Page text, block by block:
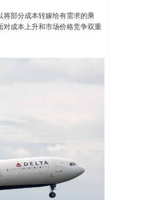
部分成本转嫁给有需求的乘
成本上升和市场价格竞争双重